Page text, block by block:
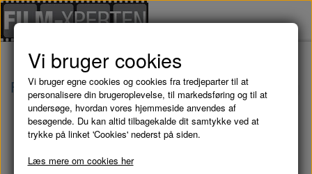
Forside Brugte Film PUSHER II - DVD (Brugt)
Vi bruger cookies
Vi bruger egne cookies og cookies fra tredjeparter til at
personalisere din brugeroplevelse, til markedsføring og til at
undersøge, hvordan vores hjemmeside anvendes af
besøgende. Du kan altid tilbagekalde dit samtykke ved at
trykke på linket 'Cookies' nederst på siden.
Læs mere om cookies her